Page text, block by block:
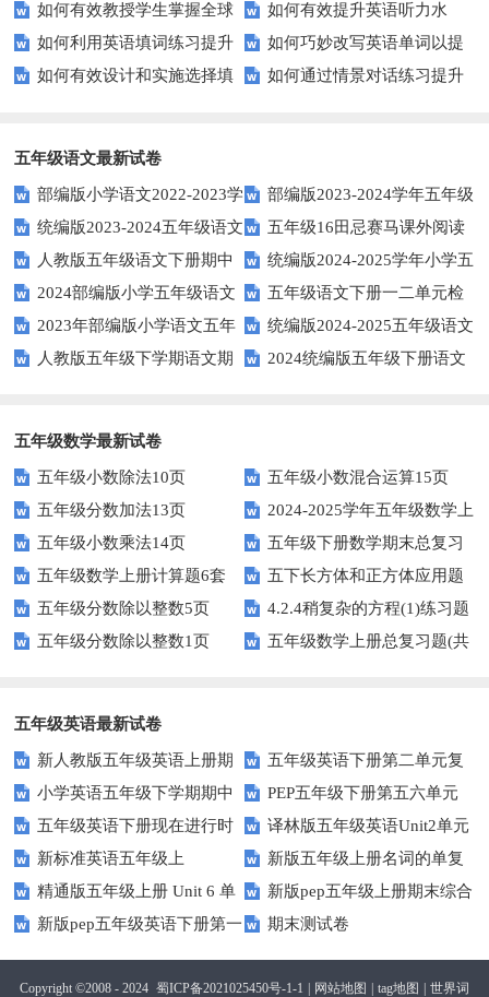
动？这些建议让您的活动更加丰
富多彩！
进行有效问答？——实用技巧分
享
如何有效教授学生掌握全球
通用的日期表达？
如何有效提升英语听力水
平？这些测试技巧要知道！
如何利用英语填词练习提升
词汇量？这里有5个高效方法值
如何巧妙改写英语单词以提
升文章魅力？
如何有效设计和实施选择填
如何通过情景对话练习提升
五年级语文最新试卷
部编版小学语文2022-2023学
年上期五年级期末试题
部编版2023-2024学年五年级
语文下学期期末考前质量冲刺卷
统编版2023-2024五年级语文
下册期中阶段调研卷
五年级16田忌赛马课外阅读
练习题及答案
人教版五年级语文下册期中
试题及参考答案
统编版2024-2025学年小学五
年级语文上册期中试卷
2024部编版小学五年级语文
下学期期末测试卷
五年级语文下册一二单元检
测题
2023年部编版小学语文五年
级下册期末模拟题
统编版2024-2025五年级语文
第一学期期末测试卷
人教版五年级下学期语文期
2024统编版五年级下册语文
五年级数学最新试卷
五年级小数除法10页
五年级小数混合运算15页
五年级分数加法13页
2024-2025学年五年级数学上
册期末素养测评卷（考试版A4
人教版）
五年级小数乘法14页
五年级下册数学期末总复习
题——选择题专项练习
五年级数学上册计算题6套
五下长方体和正方体应用题
专项训练
五年级分数除以整数5页
4.2.4稍复杂的方程(1)练习题
及答案
五年级分数除以整数1页
五年级数学上册总复习题(共
五年级英语最新试卷
新人教版五年级英语上册期
中词汇复习Unit1-Unit3
五年级英语下册第二单元复
习卷
小学英语五年级下学期期中
书写及单词识记测试卷
PEP五年级下册第五六单元
练习题
五年级英语下册现在进行时
练习题
译林版五年级英语Unit2单元
测试卷
新标准英语五年级上
module2复习题
新版五年级上册名词的单复
数形式复习题
精通版五年级上册 Unit 6 单
元测试
新版pep五年级上册期末综合
测试卷
新版pep五年级英语下册第一
二单元测试题(Unit1-Unit2)
期末测试卷
Copyright ©2008 - 2024 蜀ICP备2021025450号-1-1 | 网站地图 | tag地图 | 世界词